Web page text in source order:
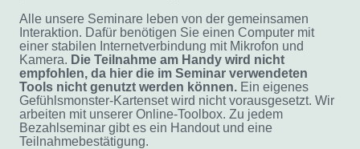
Alle unsere Seminare leben von der gemeinsamen
Interaktion. Dafür benötigen Sie einen Computer mit
einer stabilen Internetverbindung mit Mikrofon und
Kamera. Die Teilnahme am Handy wird nicht
empfohlen, da hier die im Seminar verwendeten
Tools nicht genutzt werden können.Ein eigenes
Gefühlsmonster-Kartenset wird nicht vorausgesetzt. Wir
arbeiten mit unserer Online-Toolbox. Zu jedem
Bezahlseminar gibt es ein Handout und eine
Teilnahmebestätigung.